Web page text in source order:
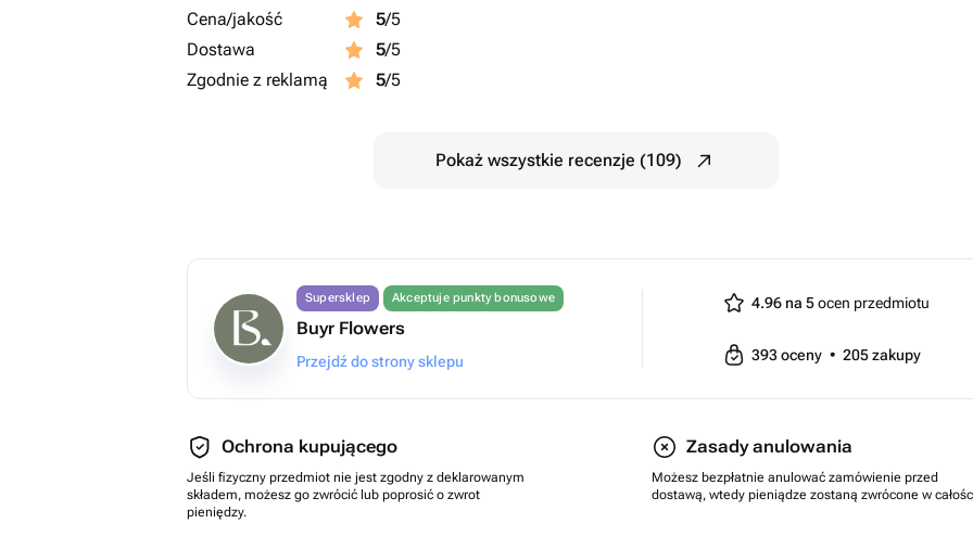
Cena/jakość
5/5
Dostawa
5/5
Zgodnie z reklamą
5/5
Pokaż wszystkie recenzje (109)
Supersklep Akceptuje punkty bonusowe
Buyr Flowers
Przejdź do strony sklepu
4.96 na 5ocen przedmiotu
393oceny • 205zakupy
Ochrona kupującego
Jeśli fizyczny przedmiot nie jest zgodny z deklarowanym
składem, możesz go zwrócić lub poprosić o zwrot
pieniędzy.
Zasady anulowania
Możesz bezpłatnie anulować zamówienie przed
dostawą, wtedy pieniądze zostaną zwrócone w